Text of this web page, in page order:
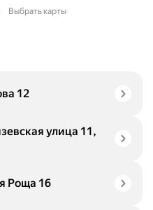
Выбрать карты
12
улица 11,
Роща 16